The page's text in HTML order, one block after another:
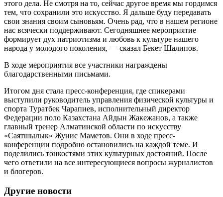
этого дела. Не смотря на то, сейчас другое время мы гордимся
тем, что сохранили это искусство. Я дальше буду передавать
свои знания своим сыновьям. Очень рад, что в нашем регионе
нас всячески поддерживают. Сегодняшнее мероприятие
формирует дух патриотизма и любовь к культуре нашего
народа у молодого поколения, — сказал Бекет Шалипов.
В ходе мероприятия все участники награждены
благодарственными письмами.
Итогом дня стала пресс-конференция, где спикерами
выступили руководитель управления физической культуры и
спорта Туратбек Чарапиев, исполнительный директор
Федерации поло Казахстана Айдын Жакежанов, а также
главный тренер Алматинской области по искусству
«Саятшылык» Жунис Маметов. Они в ходе пресс-
конференции подробно остановились на каждой теме. И
поделились тонкостями этих культурных достояний. После
чего ответили на все интересующиеся вопросы журналистов
и блогеров.
Другие новости